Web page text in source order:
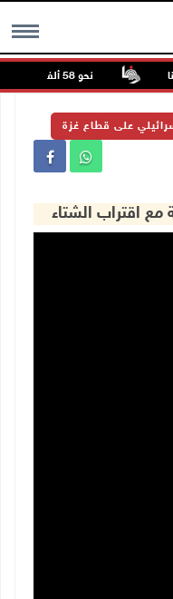
MENU نحو 58 ألف إصابة بجدري الماء في قطاع غزة منذ بداية العام
على قطاع غزة
اقتراب الشتاء